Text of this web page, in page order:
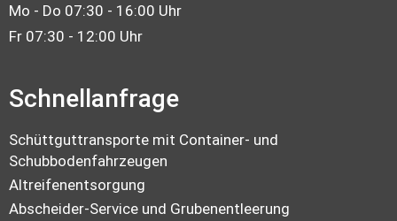
Mo - Do 07:30 - 16:00 Uhr
Fr 07:30 - 12:00 Uhr
Schnellanfrage
Schüttguttransporte mit Container- und
Schubbodenfahrzeugen
Altreifenentsorgung
Abscheider-Service und Grubenentleerung